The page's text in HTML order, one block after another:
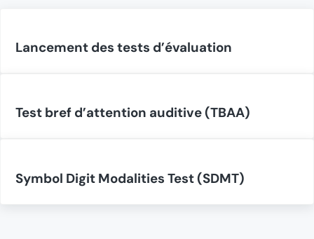
Lancement des tests d’évaluation
Test bref d’attention auditive (TBAA)
Symbol Digit Modalities Test (SDMT)